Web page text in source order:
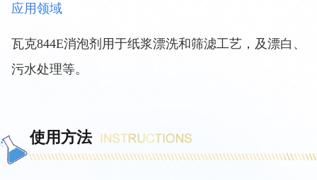
应用领域
瓦克844E消泡剂用于纸浆漂洗和筛滤工艺，及漂白、
污水处理等。
使用方法